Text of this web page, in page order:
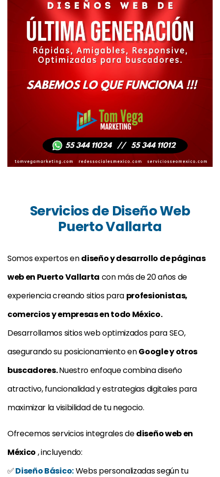
Servicios de Diseño Web
Puerto Vallarta
Somos expertos endiseño y desarrollo de páginas
web en Puerto Vallarta con más de 20 años de
experiencia creando sitios para profesionistas,
comercios y empresas en todo México.
Desarrollamos sitios web optimizados para SEO,
asegurando su posicionamiento enGoogle y otros
buscadores.Nuestro enfoque combina diseño
atractivo, funcionalidad y estrategias digitales para
maximizar la visibilidad de tu negocio.
Ofrecemos servicios integrales dediseño web en
México , incluyendo:
✅Diseño Básico:Webs personalizadas según tu